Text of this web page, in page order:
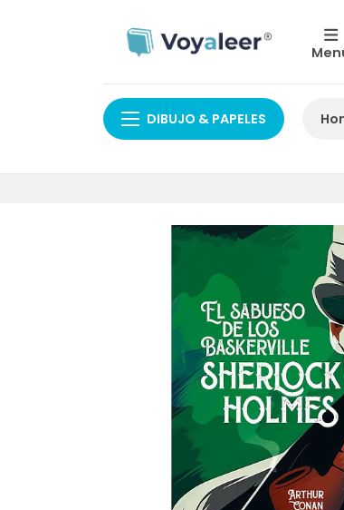
DIBUJO & PAPELES